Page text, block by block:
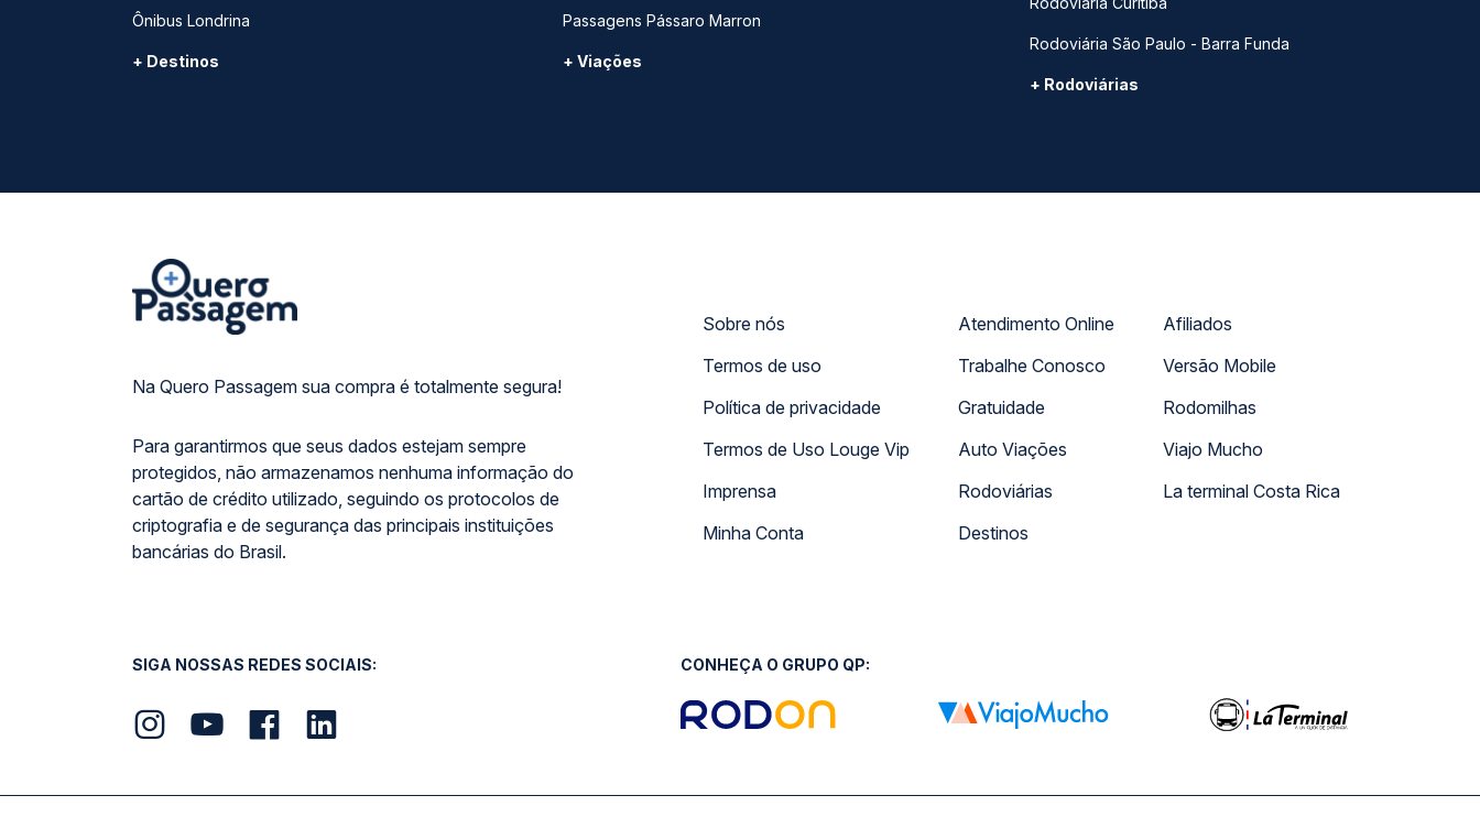
Ônibus Londrina
+ Destinos
Passagens Pássaro Marron
+ Viações
Rodoviária São Paulo - Barra Funda
+ Rodoviárias
Na Quero Passagem sua compra é totalmente segura!
Para garantirmos que seus dados estejam sempre
protegidos, não armazenamos nenhuma informação do
cartão de crédito utilizado, seguindo os protocolos de
criptografia e de segurança das principais instituições
bancárias do Brasil.
Sobre nós
Termos de uso
Política de privacidade
Termos de Uso Louge Vip
Imprensa
Minha Conta
Atendimento Online
Trabalhe Conosco
Gratuidade
Auto Viações
Rodoviárias
Destinos
Afiliados
Versão Mobile
Rodomilhas
Viajo Mucho
La terminal Costa Rica
SIGA NOSSAS REDES SOCIAIS: CONHEÇA O GRUPO QP: